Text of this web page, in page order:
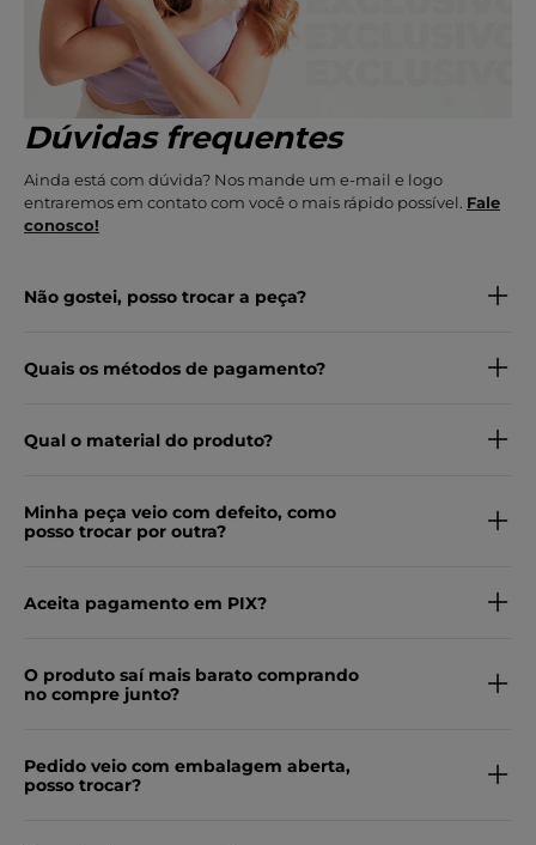
Dúvidas frequentes
Ainda está com dúvida? Nos mande um e-mail e logo
entraremos em contato com você o mais rápido possível. Fale
conosco!
Não gostei, posso trocar a peça?
Quais os métodos de pagamento?
Qual o material do produto?
Minha peça veio com defeito, como
posso trocar por outra?
Aceita pagamento em PIX?
O produto saí mais barato comprando
no compre junto?
Pedido veio com embalagem aberta,
posso trocar?